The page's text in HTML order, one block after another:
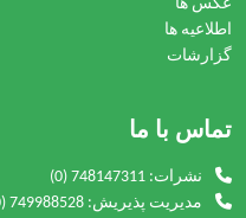
عکس ها
اطلاعیه ها
گزارشات
تماس با ما
نشرات: (0) 748147311
مدیریت پذیریش: 749988528